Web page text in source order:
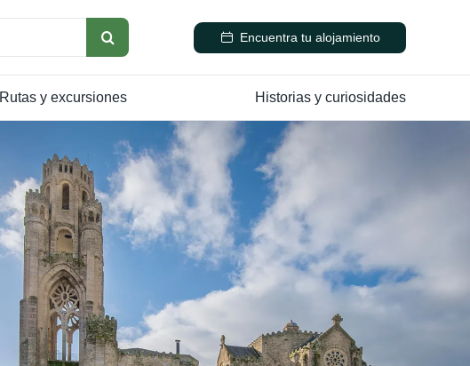
Encuentra tu alojamiento
Rutas y excursiones Historias y curiosidades